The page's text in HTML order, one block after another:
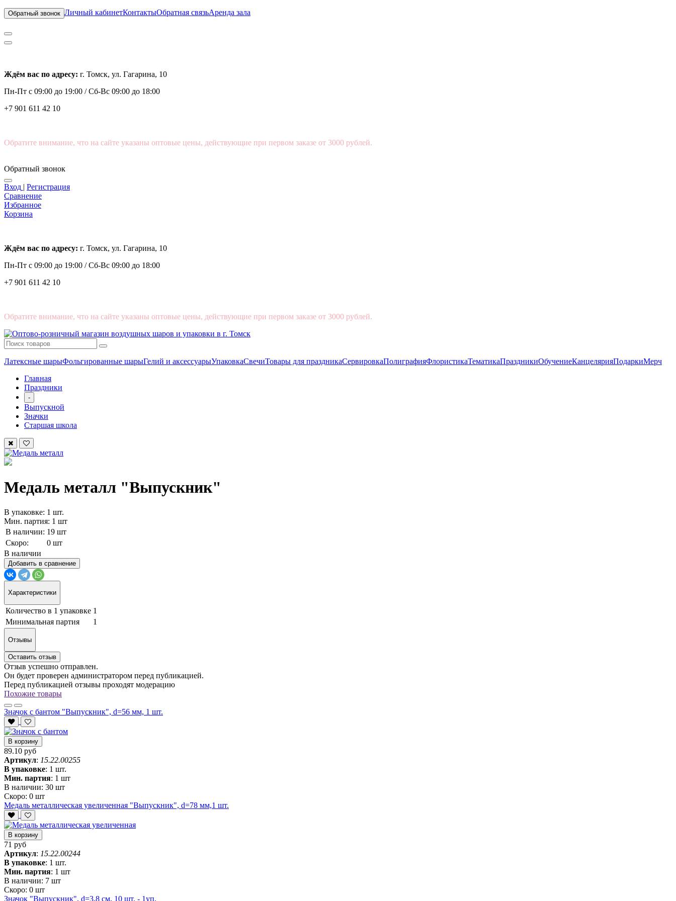
Обратный звонок Личный кабинетКонтактыОбратная связьАренда зала
Ждём вас по адресу: г. Томск, ул. Гагарина, 10
Пн-Пт с 09:00 до 19:00 /Сб-Вс 09:00 до 18:00
+7 901 611 42 10
Обратите внимание, что на сайте указаны оптовые цены, действующие при первом заказе от 3000 рублей.
Обратный звонок
Вход | Регистрация
Сравнение
Избранное
Корзина
Ждём вас по адресу: г. Томск, ул. Гагарина, 10
Пн-Пт с 09:00 до 19:00 /Сб-Вс 09:00 до 18:00
+7 901 611 42 10
Обратите внимание, что на сайте указаны оптовые цены, действующие при первом заказе от 3000 рублей.
Латексные шарыФольгированные шарыГелий и аксессуарыУпаковкаСвечиТовары для праздникаСервировкаПолиграфияФлористикаТематикаПраздникиОбучениеКанцелярияПодаркиМерч
Главная
Праздники
-
Выпускной
Значки
Старшая школа
Медаль металл "Выпускник"
В упаковке: 1 шт.
Мин. партия: 1 шт
В наличии: 19 шт
Скоро:
0 шт
В наличии
Добавить в сравнение
Характеристики
Количество в 1 упаковке 1
Минимальная партия
1
Отзывы
Оставить отзыв
Отзыв успешно отправлен.
Он будет проверен администратором перед публикацией.
Перед публикацией отзывы проходят модерацию
Похожие товары
Значок с бантом "Выпускник", d=56 мм, 1 шт.
В корзину
89.10 руб
Артикул: 15.22.00255
В упаковке: 1 шт.
Мин. партия: 1 шт
В наличии: 30 шт
Скоро: 0 шт
Медаль металлическая увеличенная "Выпускник", d=78 мм,1 шт.
В корзину
71 руб
Артикул: 15.22.00244
В упаковке: 1 шт.
Мин. партия: 1 шт
В наличии: 7 шт
Скоро: 0 шт
Значок "Выпускник", d=3,8 см, 10 шт. - 1уп.